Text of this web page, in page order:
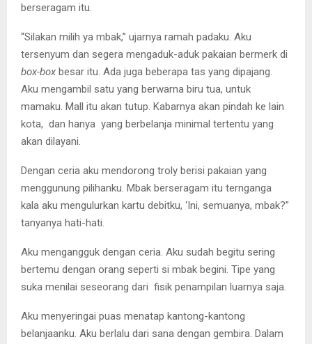
berseragam itu.
“Silakan milih ya mbak,” ujarnya ramah padaku. Aku
tersenyum dan segera mengaduk-aduk pakaian bermerk di
box-box besar itu. Ada juga beberapa tas yang dipajang.
Aku mengambil satu yang berwarna biru tua, untuk
mamaku. Mall itu akan tutup. Kabarnya akan pindah ke lain
kota, dan hanya yang berbelanja minimal tertentu yang
akan dilayani.
Dengan ceria aku mendorong troly berisi pakaian yang
menggunung pilihanku. Mbak berseragam itu ternganga
kala aku mengulurkan kartu debitku, ‘Ini, semuanya, mbak?”
tanyanya hati-hati.
Aku mengangguk dengan ceria. Aku sudah begitu sering
bertemu dengan orang seperti si mbak begini. Tipe yang
suka menilai seseorang dari fisik penampilan luarnya saja.
Aku menyeringai puas menatap kantong-kantong
belanjaanku. Aku berlalu dari sana dengan gembira. Dalam